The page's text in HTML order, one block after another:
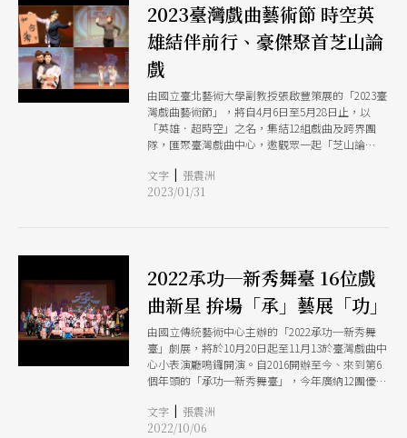
2023臺灣戲曲藝術節 時空英
雄結伴前行、豪傑聚首芝山論
戲
由國立臺北藝術大學副教授張啟豐策展的「2023臺
灣戲曲藝術節」，將自4月6日至5月28日止，以
「英雄．超時空」之名，集結12組戲曲及跨界團
隊，匯聚臺灣戲曲中心，邀觀眾一起「芝山論
文字 | 張震洲
2023/01/31
2022承功─新秀舞臺 16位戲
曲新星 拚場「承」藝展「功」
由國立傳統藝術中心主辦的「2022承功─新秀舞
臺」劇展，將於10月20日起至11月13於臺灣戲曲中
心小表演廳鳴鑼開演。自2016開辦至今、來到第6
個年頭的「承功─新秀舞臺」，今年廣納12團優秀
京、豫等5個劇種，共計12檔、22場演出，不同劇
種新秀同台拚戲，以功底相互激盪砥礪、交織出最
文字 | 張震洲
2022/10/06